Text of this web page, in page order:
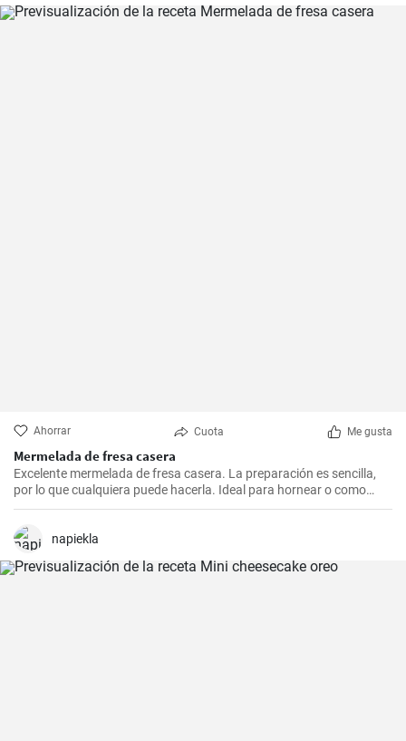
Ahorrar Cuota Me gusta
Mermelada de fresa casera
Excelente mermelada de fresa casera. La preparación es sencilla,
por lo que cualquiera puede hacerla. Ideal para hornear o como
complemento para el desayuno.
napiekla